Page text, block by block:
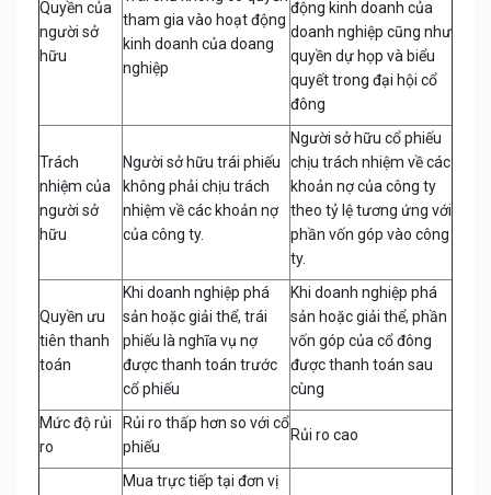
Quyền của
người sở
hữu
tham gia vào hoạt động
kinh doanh của doang
nghiệp
động kinh doanh của
doanh nghiệp cũng như
quyền dự họp và biểu
quyết trong đại hội cổ
đông
Trách
nhiệm của
người sở
hữu
Người sở hữu trái phiếu
không phải chịu trách
nhiệm về các khoản nợ
của công ty.
Người sở hữu cổ phiếu
chịu trách nhiệm về các
khoản nợ của công ty
theo tỷ lệ tương ứng với
phần vốn góp vào công
ty.
Quyền ưu
tiên thanh
toán
Khi doanh nghiệp phá
sản hoặc giải thể, trái
phiếu là nghĩa vụ nợ
được thanh toán trước
cổ phiếu
Khi doanh nghiệp phá
sản hoặc giải thể, phần
vốn góp của cổ đông
được thanh toán sau
cùng
Mức độ rủi
ro
Rủi ro thấp hơn so với cổ
phiếu
Rủi ro cao
Mua trực tiếp tại đơn vị